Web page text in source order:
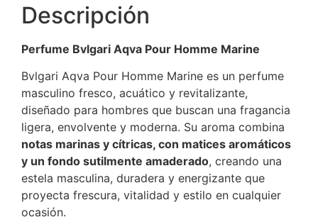
Descripción
Perfume Bvlgari Aqva Pour Homme Marine
Bvlgari Aqva Pour Homme Marine es un perfume
masculino fresco, acuático y revitalizante,
diseñado para hombres que buscan una fragancia
ligera, envolvente y moderna. Su aroma combina
notas marinas y cítricas, con matices aromáticos
y un fondo sutilmente amaderado, creando una
estela masculina, duradera y energizante que
proyecta frescura, vitalidad y estilo en cualquier
ocasión.